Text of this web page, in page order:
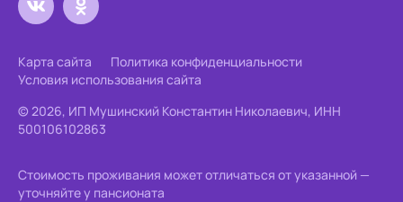
Карта сайта
Политика конфиденциальности
Условия использования сайта
© 2026, ИП Мушинский Константин Николаевич, ИНН
500106102863
Стоимость проживания может отличаться от указанной —
уточняйте у пансионата